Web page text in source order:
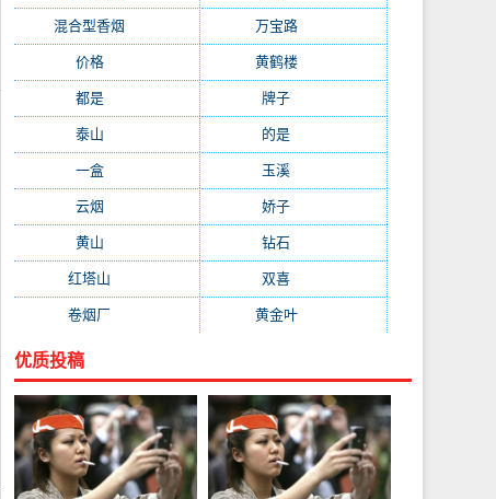
混合型香烟 万宝路(331)
价格(319) 黄鹤楼(315)
都是(272) 牌子
泰山 的是
一盒(176) 玉溪
云烟 娇子
黄山 钻石
红塔山 双喜
卷烟厂 黄金叶(151)
优质投稿